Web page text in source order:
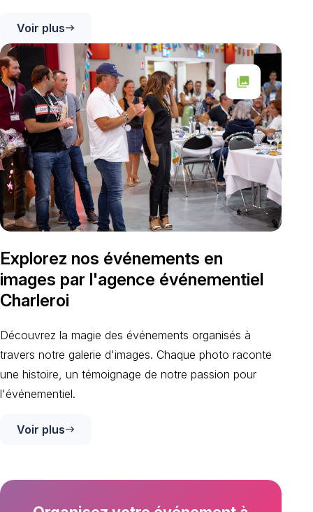
Voir pluseast
Explorez nos événements en
images par l'agence événementiel
Charleroi
Découvrez la magie des événements organisés à
travers notre galerie d'images. Chaque photo raconte
une histoire, un témoignage de notre passion pour
l'événementiel.
Voir pluseast
collections